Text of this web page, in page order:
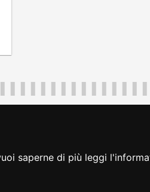
saperne di più leggi
cambio preferenze cookie